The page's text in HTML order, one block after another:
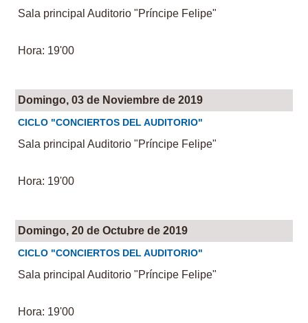
Sala principal Auditorio "Príncipe Felipe"
Hora: 19'00
Domingo, 03 de Noviembre de 2019
CICLO "CONCIERTOS DEL AUDITORIO"
Sala principal Auditorio "Príncipe Felipe"
Hora: 19'00
Domingo, 20 de Octubre de 2019
CICLO "CONCIERTOS DEL AUDITORIO"
Sala principal Auditorio "Príncipe Felipe"
Hora: 19'00